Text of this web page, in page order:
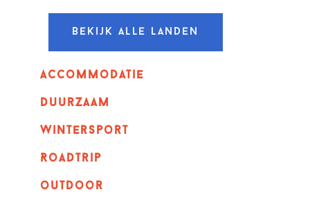
Bekijk alle landen
Accommodatie
Duurzaam
wintersport
Roadtrip
outdoor